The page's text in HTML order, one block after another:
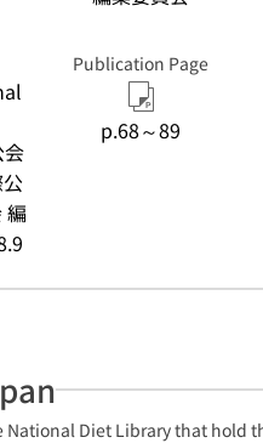
編
Publication Page
p.68～89
Diet Library that hold